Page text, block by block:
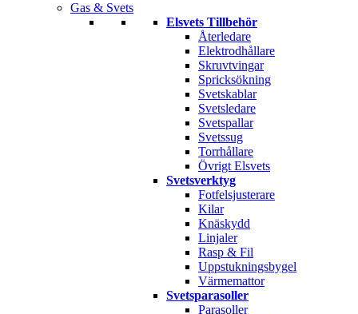
Gas & Svets
Elsvets Tillbehör
Återledare
Elektrodhållare
Skruvtvingar
Spricksökning
Svetskablar
Svetsledare
Svetspallar
Svetssug
Torrhållare
Övrigt Elsvets
Svetsverktyg
Fotfelsjusterare
Kilar
Knäskydd
Linjaler
Rasp & Fil
Uppstukningsbygel
Värmemattor
Svetsparasoller
Parasoller